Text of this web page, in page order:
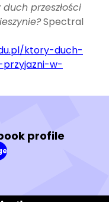
duch przeszłości
Spectral
ktory-duch-
w-
profile